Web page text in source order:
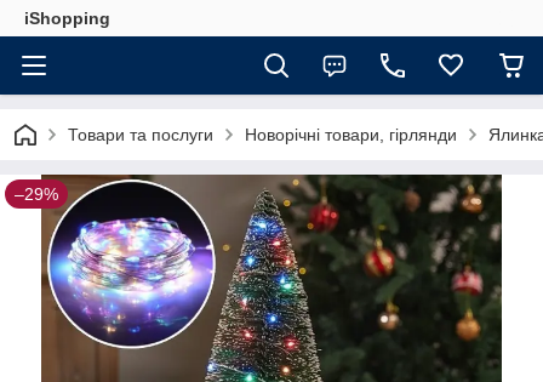
iShopping
Товари та послуги Новорічні товари, гірлянди
–29%